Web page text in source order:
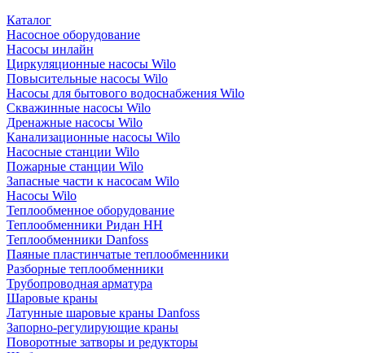
Каталог
Насосное оборудование
Насосы инлайн
Циркуляционные насосы Wilo
Повысительные насосы Wilo
Насосы для бытового водоснабжения Wilo
Скважинные насосы Wilo
Дренажные насосы Wilo
Канализационные насосы Wilo
Насосные станции Wilo
Пожарные станции Wilo
Запасные части к насосам Wilo
Насосы Wilo
Теплообменное оборудование
Теплообменники Ридан НН
Теплообменники Danfoss
Паяные пластинчатые теплообменники
Разборные теплообменники
Трубопроводная арматура
Шаровые краны
Латунные шаровые краны Danfoss
Запорно-регулирующие краны
Поворотные затворы и редукторы